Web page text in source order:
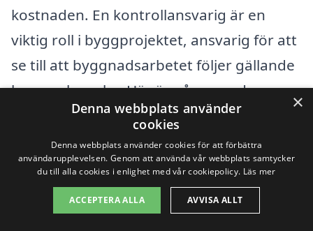
kostnaden. En kontrollansvarig är en
viktig roll i byggprojektet, ansvarig för att
se till att byggnadsarbetet följer gällande
lagar och regler. Här är några av de
faktorer som kan påverka priset för en
kontrollansvarig:
Projektets storlek och komplexitet:
Större och mer komplexa projekt
×
Denna webbplats använder
cookies
Denna webbplats använder cookies för att förbättra
användarupplevelsen. Genom att använda vår webbplats samtycker
du till alla cookies i enlighet med vår cookiepolicy. Läs mer
ACCEPTERA ALLA AVVISA ALLT